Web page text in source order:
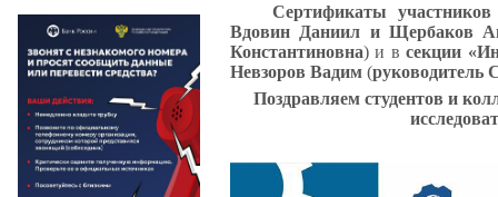
Сертификаты участников
Вдовин Даниил и Щербаков
Константиновна) и всекции
Невзоров Вадим (руководитель
Поздравляем студентов и